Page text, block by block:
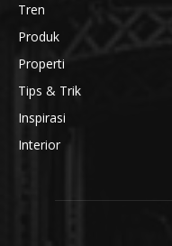
Tren
Produk
Properti
Tips & Trik
Inspirasi
Interior